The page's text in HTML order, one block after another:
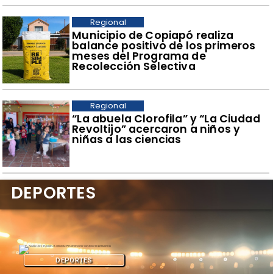
​Municipio de Copiapó realiza
balance positivo de los primeros
meses del Programa de
Recolección Selectiva
Regional
​“La abuela Clorofila” y “La Ciudad
Revoltijo” acercaron a niños y
niñas a las ciencias
Regional
DEPORTES
DEPORTES